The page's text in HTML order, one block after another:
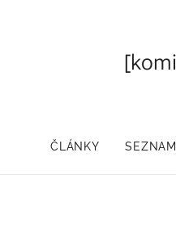
ČLÁNKY